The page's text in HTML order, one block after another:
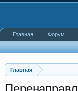
Главная
Главная Форум